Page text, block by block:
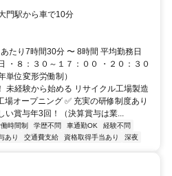
門駅から車で10分
たり7時間30分 〜 8時間 平均勤務日
・８：３０～１７：００ ・２０：３０
位変形労働制）
未経験から始める リサイクル工場製造
場オープニング ✅ 充実の研修制度あり
い賞与年3回！（決算賞与は業...
時間制 学歴不問 車通勤OK
経験不問
あり 交通費支給 資格取得手当あり 深夜